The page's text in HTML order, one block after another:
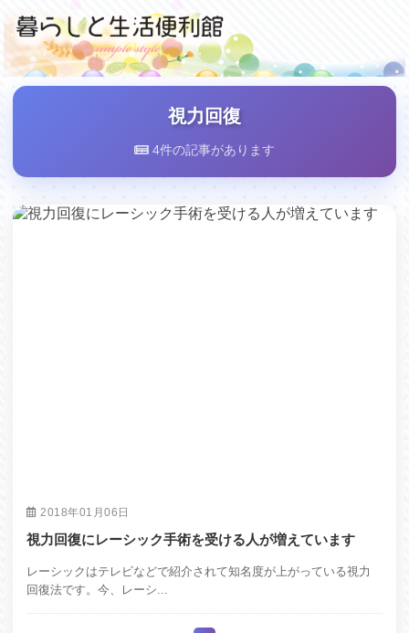
視力回復
4件の記事があります
2018年01月06日
視力回復にレーシック手術を受ける人が増えています
レーシックはテレビなどで紹介されて知名度が上がっている視力
回復法です。今、レーシ...